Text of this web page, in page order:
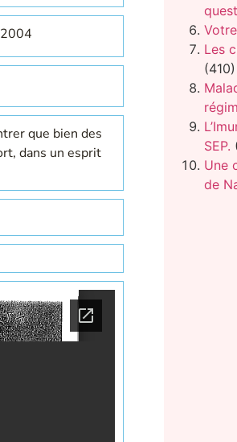
que bien des
dans un esprit
Les
(410)
SEP.
Une
de